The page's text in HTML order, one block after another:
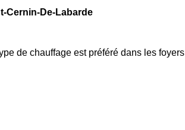
Cernin-De-Labarde
de chauffage est préféré dans les foyers